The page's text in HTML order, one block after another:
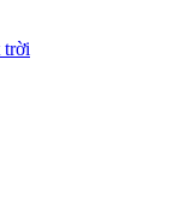
trời